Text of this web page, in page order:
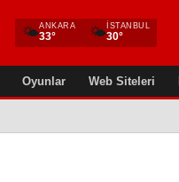
🌤ANKARA
33° 🌤 İSTANBUL
30°
Oyunlar Web Siteleri